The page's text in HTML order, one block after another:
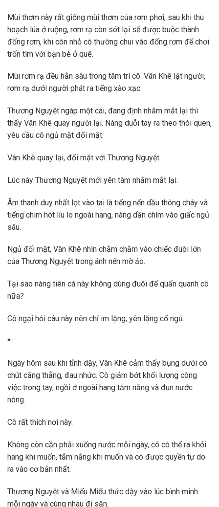
Mùi thơm này rất giống mùi thơm của rơm phơi, sau khi thu
hoạch lúa ở ruộng, rơm rạ còn sót lại sẽ được buộc thành
đống rơm, khi còn nhỏ cô thường chui vào đống rơm để chơi
trốn tìm với bạn bè ở quê.
Mùi rơm rạ đều hằn sâu trong tâm trí cô. Vân Khê lật người,
rơm rạ dưới người phát ra tiếng xào xạc.
Thương Nguyệt ngáp một cái, đang định nhắm mắt lại thì
thấy Vân Khê quay người lại. Nàng duỗi tay ra theo thói quen,
yêu cầu cô ngủ mặt đối mặt.
Vân Khê quay lại, đối mặt với Thương Nguyệt.
Lúc này Thương Nguyệt mới yên tâm nhắm mắt lại.
Âm thanh duy nhất lọt vào tai là tiếng nến dầu thông cháy và
tiếng chim hót líu lo ngoài hang, nàng dần chìm vào giấc ngủ
sâu.
Ngủ đối mặt, Vân Khê nhìn chằm chằm vào chiếc đuôi lớn
của Thương Nguyệt trong ánh nến mờ ảo.
Tại sao nàng tiên cá này không dùng đuôi để quấn quanh cô
nữa?
Cô ngại hỏi câu này nên chỉ im lặng, yên lặng cố ngủ.
*
Ngày hôm sau khi tỉnh dậy, Vân Khê cảm thấy bụng dưới có
chút căng thẳng, đau nhức. Cô giảm bớt khối lượng công
việc trong tay, ngồi ở ngoài hang tắm nắng và đun nước
nóng.
Cô rất thích nơi này.
Không còn cần phải xuống nước mỗi ngày, cô có thể ra khỏi
hang khi muốn, tắm nắng khi muốn và có được quyền tự do
ra vào cơ bản nhất.
Thương Nguyệt và Miểu Miểu thức dậy vào lúc bình minh
mỗi ngày và cùng nhau đi săn.